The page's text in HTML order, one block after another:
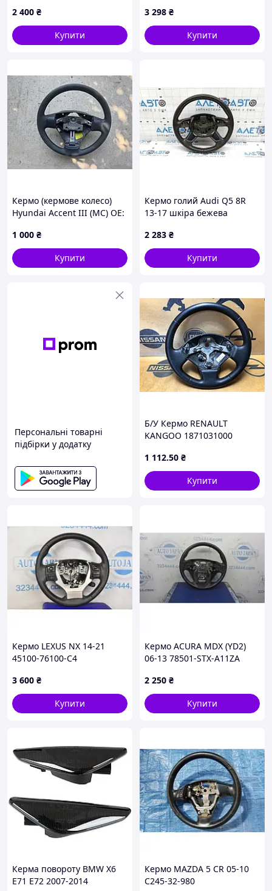
2 400 ₴
Купити
відклеїлася шкіра
32336867280
3 298 ₴
Купити
Кермо (кермове колесо)
Hyundai Accent III (MC) OE:
1 000 ₴
Купити
Кермо голий Audi Q5 8R
13-17 шкіра бежева
спиці, подряпини
4L0419091ACSF1
2 283 ₴
Купити
Персональні товарні
підбірки у додатку
Б/У Кермо RENAULT
KANGOO 1871031000
1 112.50 ₴
Купити
Кермо LEXUS NX 14-21
45100-76100-C4
3 600 ₴
Купити
Кермо ACURA MDX (YD2)
06-13 78501-STX-A11ZA
2 250 ₴
Купити
Керма повороту BMW X6
E71 E72 2007-2014
Кермо MAZDA 5 CR 05-10
C245-32-980